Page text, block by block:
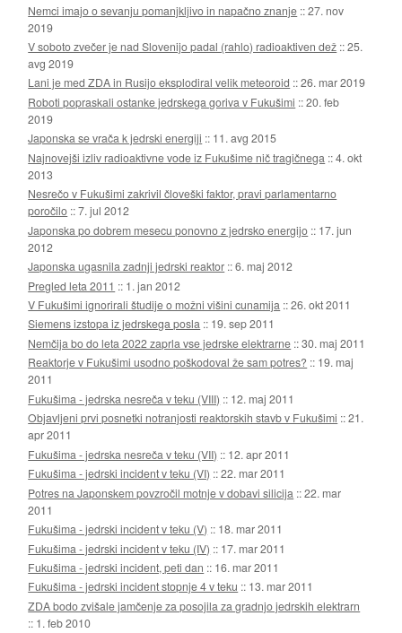
Nemci imajo o sevanju pomanjkljivo in napačno znanje ::27. nov
2019
V soboto zvečer je nad Slovenijo padal (rahlo) radioaktiven dež ::25.
avg 2019
Lani je med ZDA in Rusijo eksplodiral velik meteoroid ::26. mar 2019
Roboti popraskali ostanke jedrskega goriva v Fukušimi ::20. feb
2019
Japonska se vrača k jedrski energiji :: 11. avg 2015
Najnovejši izliv radioaktivne vode iz Fukušime nič tragičnega ::4. okt
2013
Nesrečo v Fukušimi zakrivil človeški faktor, pravi parlamentarno
poročilo ::7. jul 2012
Japonska po dobrem mesecu ponovno z jedrsko energijo :: 17. jun
2012
Japonska ugasnila zadnji jedrski reaktor ::6. maj 2012
Pregled leta 2011 :: 1. jan 2012
V Fukušimi ignorirali študije o možni višini cunamija ::26. okt 2011
Siemens izstopa iz jedrskega posla :: 19. sep 2011
Nemčija bo do leta 2022 zaprla vse jedrske elektrarne ::30. maj 2011
Reaktorje v Fukušimi usodno poškodoval že sam potres? :: 19. maj
2011
Fukušima - jedrska nesreča v teku (VIII) :: 12. maj 2011
Objavljeni prvi posnetki notranjosti reaktorskih stavb v Fukušimi ::21.
apr 2011
Fukušima - jedrska nesreča v teku (VII) :: 12. apr 2011
Fukušima - jedrski incident v teku (VI) ::22. mar 2011
Potres na Japonskem povzročil motnje v dobavi silicija ::22. mar
2011
Fukušima - jedrski incident v teku (V) :: 18. mar 2011
Fukušima - jedrski incident v teku (IV) :: 17. mar 2011
Fukušima - jedrski incident, peti dan :: 16. mar 2011
Fukušima - jedrski incident stopnje 4 v teku :: 13. mar 2011
ZDA bodo zvišale jamčenje za posojila za gradnjo jedrskih elektrarn
:: 1. feb 2010